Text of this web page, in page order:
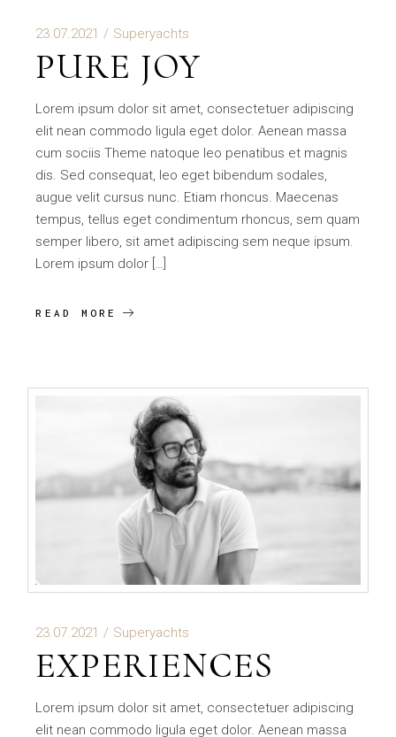
23.07.2021 Superyachts
PURE JOY
Lorem ipsum dolor sit amet, consectetuer adipiscing
elit nean commodo ligula eget dolor. Aenean massa
cum sociis Theme natoque leo penatibus et magnis
dis. Sed consequat, leo eget bibendum sodales,
augue velit cursus nunc. Etiam rhoncus. Maecenas
tempus, tellus eget condimentum rhoncus, sem quam
semper libero, sit amet adipiscing sem neque ipsum.
Lorem ipsum dolor […]
READ MORE
23.07.2021 Superyachts
EXPERIENCES
Lorem ipsum dolor sit amet, consectetuer adipiscing
elit nean commodo ligula eget dolor. Aenean massa